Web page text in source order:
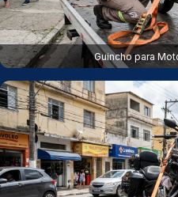
Guincho para